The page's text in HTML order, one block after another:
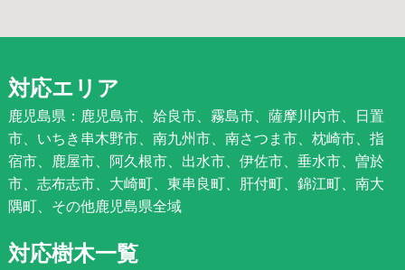
対応エリア
鹿児島県：鹿児島市、姶良市、霧島市、薩摩川内市、日置
市、いちき串木野市、南九州市、南さつま市、枕崎市、指
宿市、鹿屋市、阿久根市、出水市、伊佐市、垂水市、曽於
市、志布志市、大崎町、東串良町、肝付町、錦江町、南大
隅町、その他鹿児島県全域
対応樹木一覧